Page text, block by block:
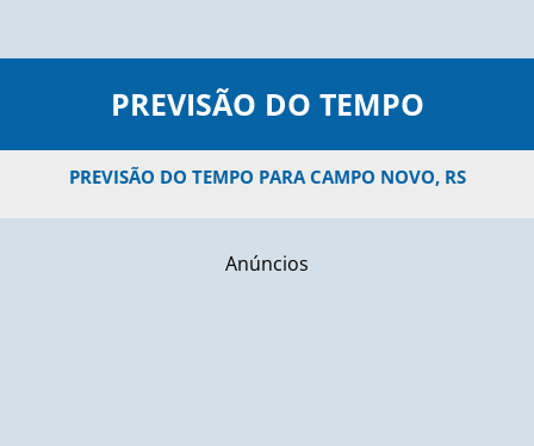
PREVISÃO DO TEMPO
PREVISÃO DO TEMPO PARA CAMPO NOVO, RS
Anúncios